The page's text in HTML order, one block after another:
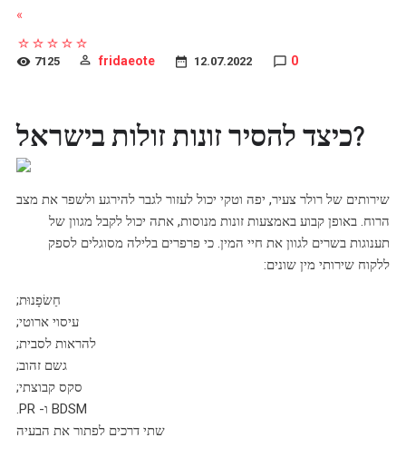
»
7125 fridaeote 12.07.2022 0
כיצד להסיר זונות זולות בישראל?
שירותים של רולר צעיר, יפה וטקי יכול לעזור לגבר להירגע ולשפר את מצב
הרוח. באופן קבוע באמצעות זונות מנוסות, אתה יכול לקבל מגוון של
תענוגות בשרים לגוון את חיי המין. כי פרפרים בלילה מסוגלים לספק
ללקוח שירותי מין שונים:
חַשׂפָנוּת;
עיסוי ארוטי;
להראות לסבית;
גשם זהוב;
סקס קבוצתי;
BDSM ו- PR.
שתי דרכים לפתור את הבעיה